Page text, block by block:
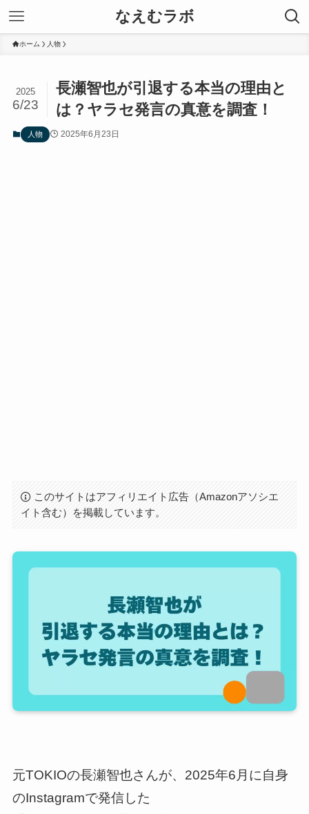
なえむラボ
ホーム 人物
長瀬智也が引退する本当の理由と
は？ヤラセ発言の真意を調査！
2025
6/23
人物 2025年6月23日
このサイトはアフィリエイト広告（Amazonアソシエ
イト含む）を掲載しています。
元TOKIOの長瀬智也さんが、2025年6月に自身
のInstagramで発信した